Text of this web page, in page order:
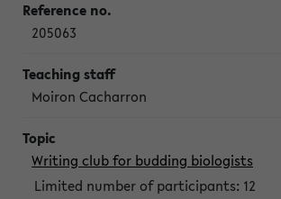
205063
Moiron Cacharron
Writing club for budding biologists
Limited number of participants: 12